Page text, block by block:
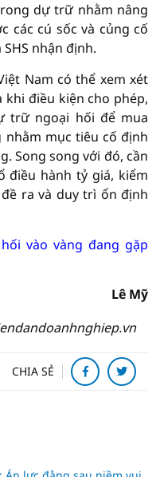
dự trữ nhằm nâng
các cú sốc và củng cố
nhận định.
Nam có thể xem xét
điều kiện cho phép,
trữ ngoại hối để mua
mục tiêu cố định
Song song với đó, cần
điều hành tỷ giá, kiểm
ra và duy trì ổn định
vào vàng đang gặp
Lê Mỹ
CHIA SẺ